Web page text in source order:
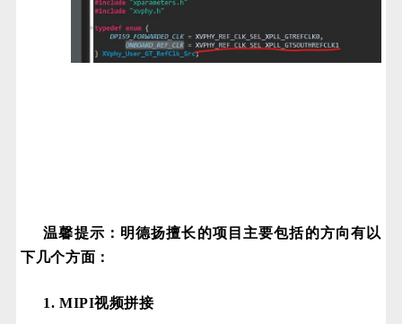
温馨提示：明德扬擅长的项目主要包括的方向有以
下几个方面：
1. MIPI视频拼接